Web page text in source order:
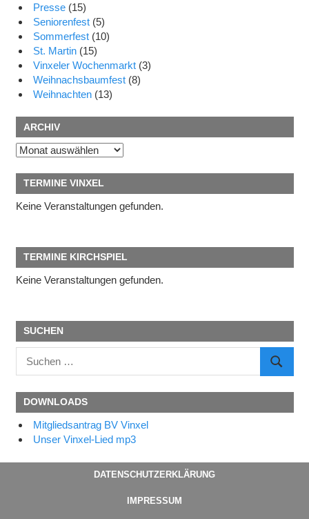
Presse (15)
Seniorenfest (5)
Sommerfest (10)
St. Martin (15)
Vinxeler Wochenmarkt (3)
Weihnachsbaumfest (8)
Weihnachten (13)
ARCHIV
Archiv
TERMINE VINXEL
Keine Veranstaltungen gefunden.
TERMINE KIRCHSPIEL
Keine Veranstaltungen gefunden.
SUCHEN
nach:
DOWNLOADS
Mitgliedsantrag BV Vinxel
Unser Vinxel-Lied mp3
DATENSCHUTZERKLÄRUNG
IMPRESSUM